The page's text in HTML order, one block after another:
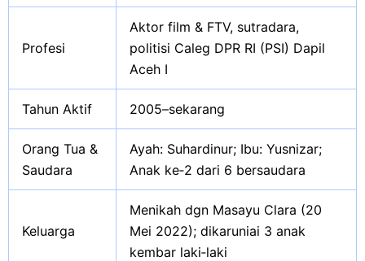
Profesi
Aktor film & FTV, sutradara,
politisi Caleg DPR RI (PSI) Dapil
Aceh I
Tahun Aktif 2005–sekarang
Orang Tua &
Saudara
Ayah: Suhardinur; Ibu: Yusnizar;
Anak ke‑2 dari 6 bersaudara
Keluarga
Menikah dgn Masayu Clara (20
Mei 2022); dikaruniai 3 anak
kembar laki‑laki